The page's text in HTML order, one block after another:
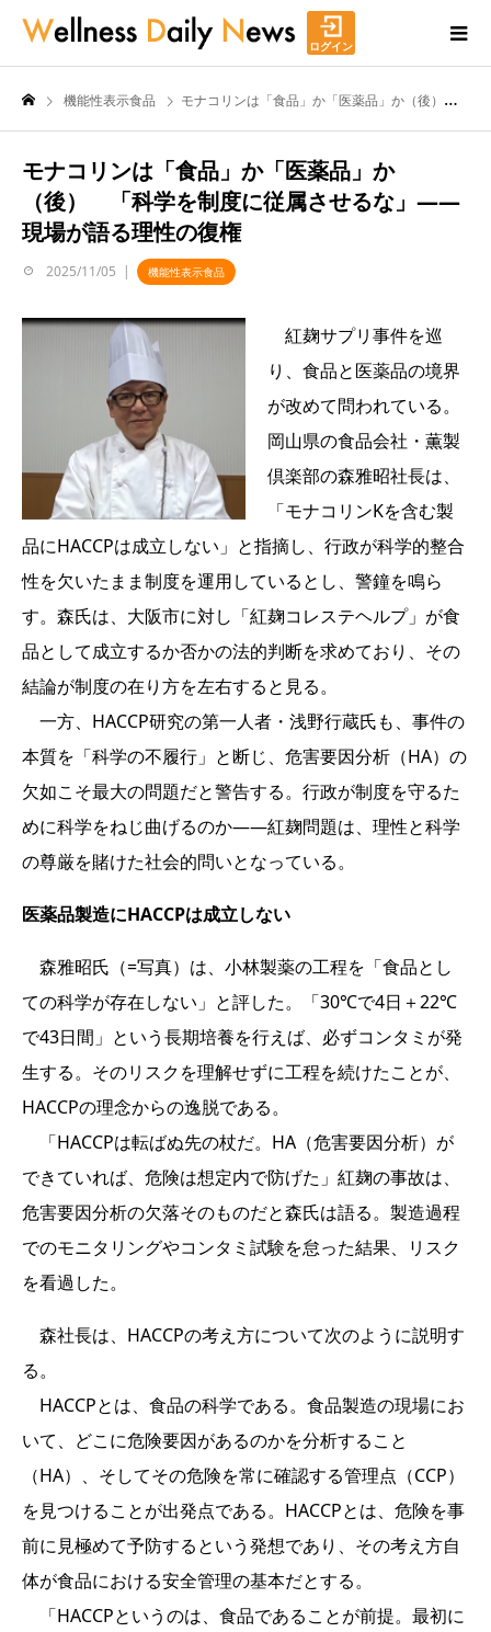
ログイン
機能性表示食品 モナコリンは「食品」か「医薬品」か（後） 「科学を制度に従属させるな」――現場が語る理性の復権
モナコリンは「食品」か「医薬品」か
（後） 「科学を制度に従属させるな」――
現場が語る理性の復権
2025/11/05 機能性表示食品
紅麹サプリ事件を巡
り、食品と医薬品の境界
が改めて問われている。
岡山県の食品会社・薫製
倶楽部の森雅昭社長は、
「モナコリンKを含む製
品にHACCPは成立しない」と指摘し、行政が科学的整合
性を欠いたまま制度を運用しているとし、警鐘を鳴ら
す。森氏は、大阪市に対し「紅麹コレステヘルプ」が食
品として成立するか否かの法的判断を求めており、その
結論が制度の在り方を左右すると見る。
一方、HACCP研究の第一人者・浅野行蔵氏も、事件の
本質を「科学の不履行」と断じ、危害要因分析（HA）の
欠如こそ最大の問題だと警告する。行政が制度を守るた
めに科学をねじ曲げるのか――紅麹問題は、理性と科学
の尊厳を賭けた社会的問いとなっている。
医薬品製造にHACCPは成立しない
森雅昭氏（=写真）は、小林製薬の工程を「食品とし
ての科学が存在しない」と評した。「30℃で4日＋22℃
で43日間」という長期培養を行えば、必ずコンタミが発
生する。そのリスクを理解せずに工程を続けたことが、
HACCPの理念からの逸脱である。
「HACCPは転ばぬ先の杖だ。HA（危害要因分析）が
できていれば、危険は想定内で防げた」紅麹の事故は、
危害要因分析の欠落そのものだと森氏は語る。製造過程
でのモニタリングやコンタミ試験を怠った結果、リスク
を看過した。
森社長は、HACCPの考え方について次のように説明す
る。
HACCPとは、食品の科学である。食品製造の現場にお
いて、どこに危険要因があるのかを分析すること
（HA）、そしてその危険を常に確認する管理点（CCP）
を見つけることが出発点である。HACCPとは、危険を事
前に見極めて予防するという発想であり、その考え方自
体が食品における安全管理の基本だとする。
「HACCPというのは、食品であることが前提。最初に